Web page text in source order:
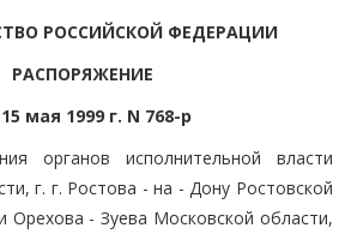
РОССИЙСКОЙ ФЕДЕРАЦИИ
РАСПОРЯЖЕНИЕ
мая 1999 г. N 768-р
органов исполнительной власти
г. г. Ростова - на - Дону Ростовской
Орехова - Зуева Московской области,